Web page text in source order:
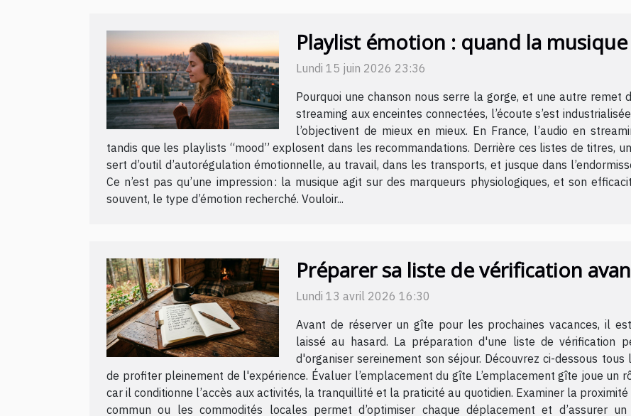
Playlist émotion : quand la
Lundi 15 juin 2026 23:36
Pourquoi une chanson nous serre la gorge, et une autre remet
streaming aux enceintes connectées, l’écoute s’est
l’objectivent de mieux en mieux. En France, l’audio en
tandis que les playlists “mood” explosent dans les recommandations. Derrière ces listes de titres,
sert d’outil d’autorégulation émotionnelle, au travail, dans les transports, et jusque dans
Ce n’est pas qu’une impression : la musique agit sur des marqueurs physiologiques, et son
souvent, le type d’émotion recherché. Vouloir...
Préparer sa liste de vérification
Lundi 13 avril 2026 16:30
Avant de réserver un gîte pour les prochaines vacances, il
laissé au hasard. La préparation d'une liste de vérification
d'organiser sereinement son séjour. Découvrez ci-dessous
de profiter pleinement de l'expérience. Évaluer l’emplacement du gîte L’emplacement gîte joue un
car il conditionne l’accès aux activités, la tranquillité et la praticité au quotidien. Examiner la
commun ou les commodités locales permet d’optimiser chaque déplacement et d’assurer